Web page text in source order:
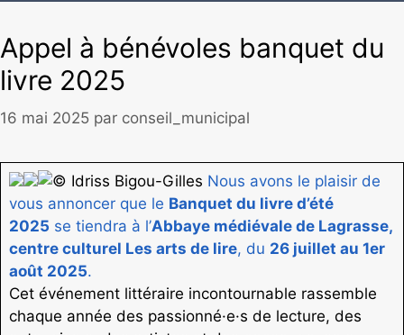
Appel à bénévoles banquet du
livre 2025
16 mai 2025 par conseil_municipal
Idriss Bigou-Gilles Nous avons le plaisir de
vous annoncer que le Banquet du livre d’été
2025 se tiendra à l’Abbaye médiévale de Lagrasse,
centre culturel Les arts de lire, du 26 juillet au 1er
août 2025.
Cet événement littéraire incontournable rassemble
chaque année des passionné·e·s de lecture, des